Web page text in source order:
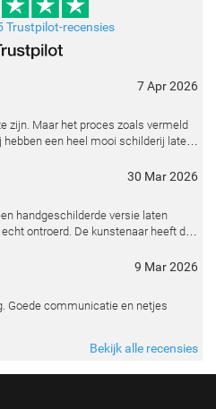
Trustpilot-recensies
7 Apr 2026
zijn. Maar het proces zoals vermeld
een heel mooi schilderij laten
30 Mar 2026
handgeschilderde versie laten
ontroerd. De kunstenaar heeft de
9 Mar 2026
Goede communicatie en netjes
Bekijk alle recensies